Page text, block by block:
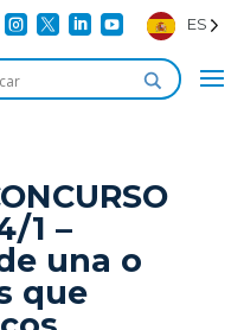
    ES
1 –
una o
que